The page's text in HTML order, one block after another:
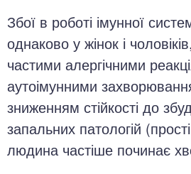
Збої в роботі імунної
однаково у жінок і
частими алергічними
аутоімунними
зниженням стійкості до
запальних патологій
людина частіше починає